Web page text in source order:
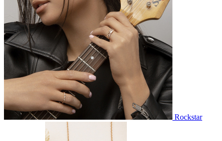
Rockstar